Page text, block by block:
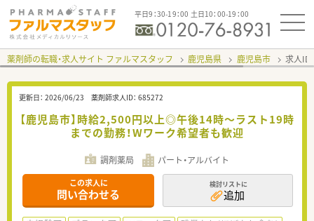
平日9：30-19：00 土日10：00-19：00
薬剤師の転職・求人サイト ファルマスタッフ 鹿児島県 鹿児島市 求人ID
更新日： 2026/06/23 薬剤師求人ID： 685272
【鹿児島市】時給2,500円以上◎午後14時～ラスト19時
までの勤務！Wワーク希望者も歓迎
調剤薬局 パート・アルバイト
この求人に
問い合わせる
検討リストに
追加